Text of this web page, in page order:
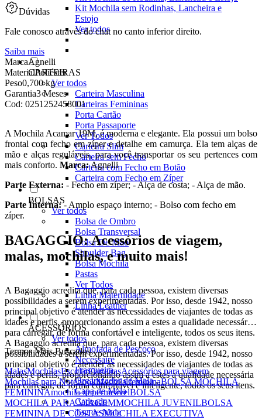
Kit Mochila sem Rodinhas, Lancheira e
Estojo
Ver todos
CARTEIRAS
Ver todos
Carteira Masculina
Carteiras Femininas
Porta Cartão
Porta Passaporte
Ver Todos
Carteira Slim
Carteira sem Fecho
Carteira com Fecho em Botão
Carteira com Fecho em Zíper
BOLSAS
Ver todos
Bolsa de Ombro
Bolsa Transversal
Bolsa De Mão
Shoulder Bag
Bolsa Mochila
Pastas
Ver Todos
Linha Maternidade
Linha Leather
ACESSÓRIOS
Ver todos
Almofada de Pescoço
Necessaire
Frasqueira
Organizador de Mala
Capa de Mala
Cadeado
Tag de Mala
Dúvidas
Fale conosco através do chat no canto inferior direito.
Saiba mais
MarcaAgnelli
MaterialPoliéster
Peso0,700 kg
Garantia3 Meses
Cod: 0251252458001
A Mochila Acamar 19M, é moderna e elegante. Ela possui um bolso
frontal com fecho em zíper e detalhe em camurça. Ela tem alças de
mão e alças reguláveis, para você transportar os seu pertences com
mais conforto. Marca:Agnelli
Parte Externa: - Fecho em zíper; - Alça de costa; - Alça de mão.
Parte Interna:- Amplo espaço interno; - Bolso com fecho em
zíper.
BAGAGGIO: Acessórios de viagem,
malas, mochilas, e muito mais!
A Bagaggio acredita que, para cada pessoa, existem diversas
possibilidades a serem experimentadas. Por isso, desde 1942, nosso
principal objetivo é atender às necessidades de viajantes de todas as
idades e perfis, proporcionando assim a estes a qualidade necessária
para carregar, de forma confortável e inteligente, todos os seus itens.
A Bagaggio acredita que, para cada pessoa, existem diversas
possibilidades a serem experimentadas. Por isso, desde 1942, nosso
principal objetivo é atender às necessidades de viajantes de todas as
idades e perfis, proporcionando assim a estes a qualidade necessária
para carregar, de forma confortável e inteligente, todos os seus itens.
Termos Mais Buscados
MalasMochilasEscolarCarteirasAcessórios para viagem
Mochilas para NotebookMochila femininaBOLSA MOCHILA
FEMININAmochila impermeávelBOLSA
MOCHILA PARA VIAGEMMOCHILA JUVENILBOLSA
FEMININA DE COSTASMOCHILA EXECUTIVA